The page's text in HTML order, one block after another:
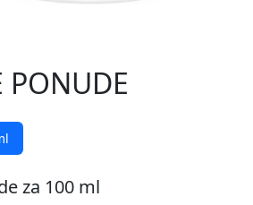
PONUDE
za 100 ml